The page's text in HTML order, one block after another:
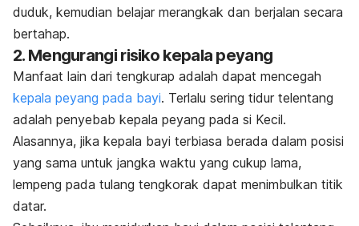
duduk, kemudian belajar merangkak dan berjalan secara
bertahap.
2. Mengurangi risiko kepala peyang
Manfaat lain dari tengkurap adalah dapat mencegah
kepala peyang pada bayi. Terlalu sering tidur telentang
adalah penyebab kepala peyang pada si Kecil.
Alasannya, jika kepala bayi terbiasa berada dalam posisi
yang sama untuk jangka waktu yang cukup lama,
lempeng pada tulang tengkorak dapat menimbulkan titik
datar.